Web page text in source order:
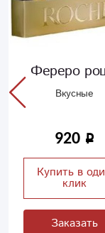
Фереро
Вкусные
920
Купить в
клик
Заказать